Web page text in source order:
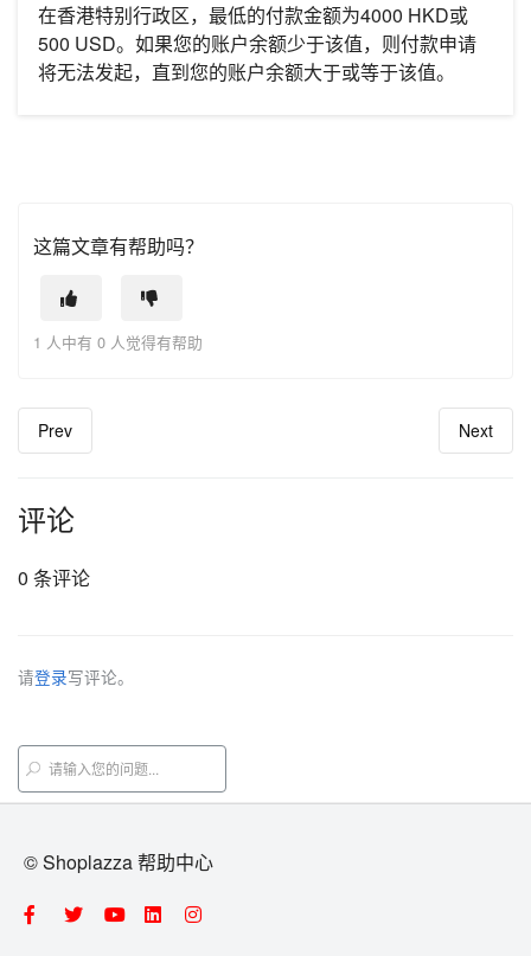
在香港特别行政区，最低的付款金额为4000 HKD或
500 USD。如果您的账户余额少于该值，则付款申请
将无法发起，直到您的账户余额大于或等于该值。
这篇文章有帮助吗？
1 人中有 0 人觉得有帮助
Prev Next
评论
0 条评论
请登录写评论。
© Shoplazza 帮助中心